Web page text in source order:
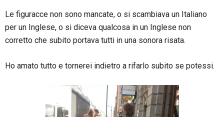
Le figuracce non sono mancate, o si scambiava un Italiano
per un Inglese, o si diceva qualcosa in un Inglese non
corretto che subito portava tutti in una sonora risata.
Ho amato tutto e tornerei indietro a rifarlo subito se potessi.